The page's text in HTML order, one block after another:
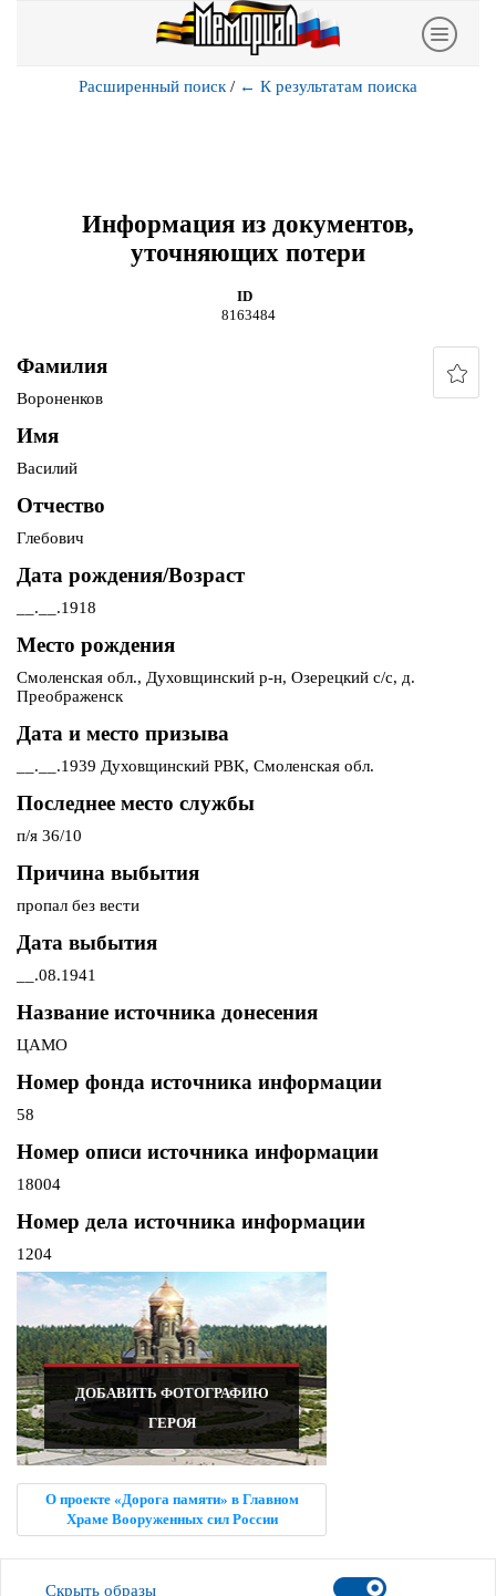
Расширенный поиск / ← К результатам поиска
Информация из документов,
уточняющих потери
ID
8163484
Фамилия
Вороненков
Имя
Василий
Отчество
Глебович
Дата рождения/Возраст
__.__.1918
Место рождения
Смоленская обл., Духовщинский р-н, Озерецкий с/с, д.
Преображенск
Дата и место призыва
__.__.1939 Духовщинский РВК, Смоленская обл.
Последнее место службы
п/я 36/10
Причина выбытия
пропал без вести
Дата выбытия
__.08.1941
Название источника донесения
ЦАМО
Номер фонда источника информации
58
Номер описи источника информации
18004
Номер дела источника информации
1204
ДОБАВИТЬ ФОТОГРАФИЮ
ГЕРОЯ
О проекте «Дорога памяти» в Главном
Храме Вооруженных сил России
Скрыть образы